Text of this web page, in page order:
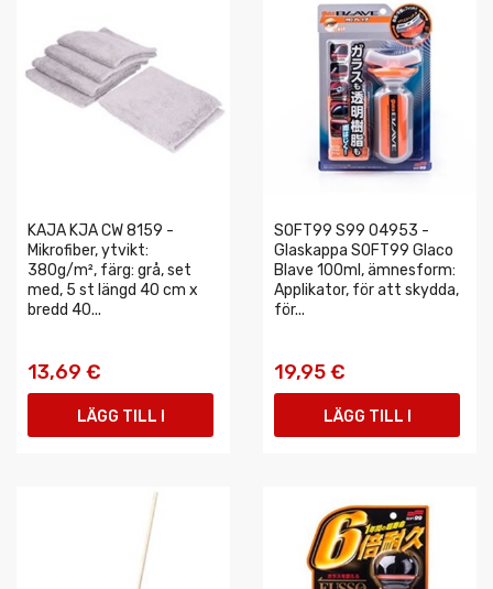
KAJA KJA CW 8159 -
Mikrofiber, ytvikt:
380g/m², färg: grå, set
med, 5 st längd 40 cm x
bredd 40...
13,69 €
LÄGG TILL I
SOFT99 S99 04953 -
Glaskappa SOFT99 Glaco
Blave 100ml, ämnesform:
Applikator, för att skydda,
för...
19,95 €
LÄGG TILL I